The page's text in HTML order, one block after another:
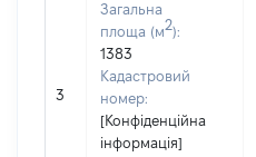
3
Загальна
площа (м2):
1383
Кадастровий
номер:
[Конфіденційна
інформація]